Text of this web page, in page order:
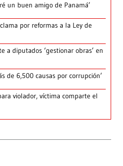
un buen amigo de Panamá’
por reformas a la Ley de
a diputados ‘gestionar obras’ en
de 6,500 causas por corrupción’
violador, víctima comparte el